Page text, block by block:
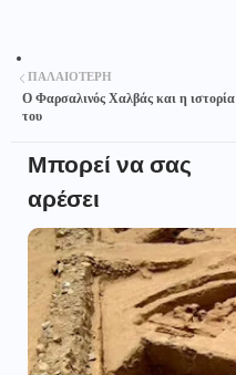
ΠΑΛΑΙΌΤΕΡΗ
Ο Φαρσαλινός Χαλβάς και η ιστορία
του
Μπορεί να σας
αρέσει